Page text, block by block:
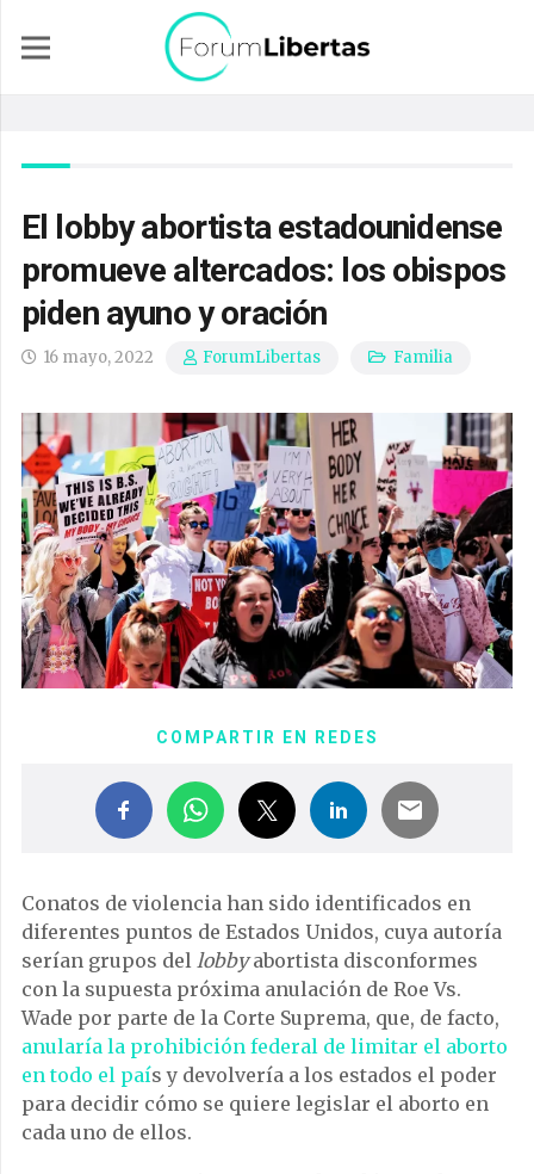
El lobby abortista estadounidense
promueve altercados: los obispos
piden ayuno y oración
16 mayo, 2022 ForumLibertas Familia
COMPARTIR EN REDES
Conatos de violencia han sido identificados en
diferentes puntos de Estados Unidos, cuya autoría
serían grupos del lobbyabortista disconformes
con la supuesta próxima anulación de Roe Vs.
Wade por parte de la Corte Suprema, que, de facto,
anularía la prohibición federal de limitar el aborto
en todo el país y devolvería a los estados el poder
para decidir cómo se quiere legislar el aborto en
cada uno de ellos.